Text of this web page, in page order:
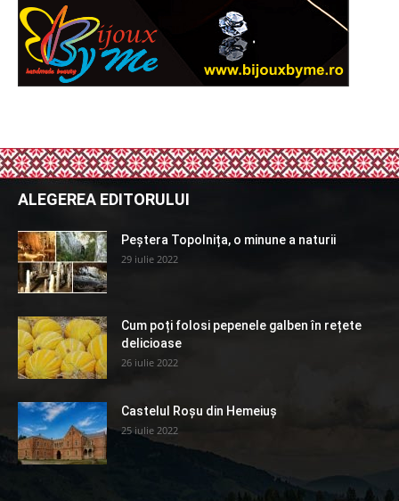
ALEGEREA EDITORULUI
Peștera Topolnița, o minune a naturii
29 iulie 2022
Cum poți folosi pepenele galben în rețete
delicioase
26 iulie 2022
Castelul Roșu din Hemeiuș
25 iulie 2022